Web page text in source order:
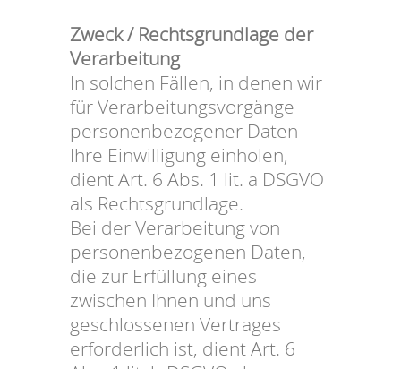
Zweck / Rechtsgrundlage der
Verarbeitung
In solchen Fällen, in denen wir
für Verarbeitungsvorgänge
personenbezogener Daten
Ihre Einwilligung einholen,
dient Art. 6 Abs. 1 lit. a DSGVO
als Rechtsgrundlage.
Bei der Verarbeitung von
personenbezogenen Daten,
die zur Erfüllung eines
zwischen Ihnen und uns
geschlossenen Vertrages
erforderlich ist, dient Art. 6